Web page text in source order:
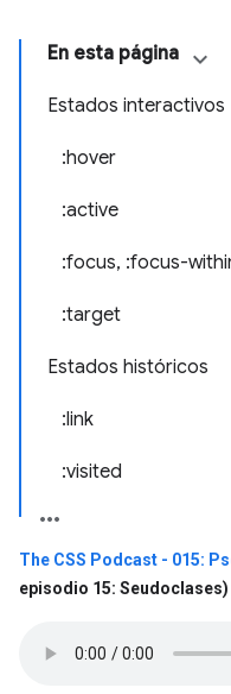
En esta página
Estados interactivos
:hover
:active
:focus, :focus-
:target
Estados históricos
:link
:visited
The CSS Podcast - 015:
episodio 15: Seudoclases)